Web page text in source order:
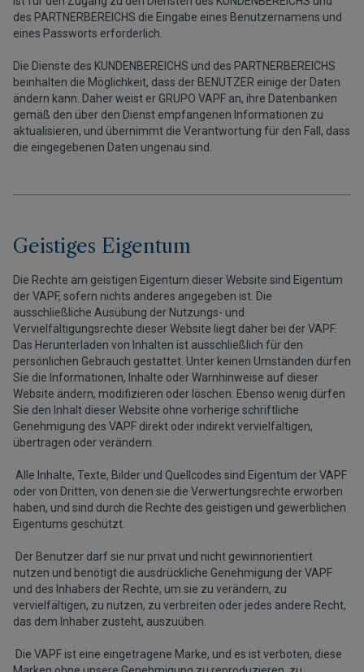
des PARTNERBEREICHS die Eingabe eines Benutzernamens und
eines Passworts erforderlich.
Die Dienste des KUNDENBEREICHS und des PARTNERBEREICHS
beinhalten die Möglichkeit, dass der BENUTZER einige der Daten
ändern kann. Daher weist er GRUPO VAPF an, ihre Datenbanken
gemäß den über den Dienst empfangenen Informationen zu
aktualisieren, und übernimmt die Verantwortung für den Fall, dass
die eingegebenen Daten ungenau sind.
Geistiges Eigentum
Die Rechte am geistigen Eigentum dieser Website sind Eigentum
der VAPF, sofern nichts anderes angegeben ist. Die
ausschließliche Ausübung der Nutzungs- und
Vervielfältigungsrechte dieser Website liegt daher bei der VAPF.
Das Herunterladen von Inhalten ist ausschließlich für den
persönlichen Gebrauch gestattet. Unter keinen Umständen dürfen
Sie die Informationen, Inhalte oder Warnhinweise auf dieser
Website ändern, modifizieren oder löschen. Ebenso wenig dürfen
Sie den Inhalt dieser Website ohne vorherige schriftliche
Genehmigung des VAPF direkt oder indirekt vervielfältigen,
übertragen oder verändern.
Alle Inhalte, Texte, Bilder und Quellcodes sind Eigentum der VAPF
oder von Dritten, von denen sie die Verwertungsrechte erworben
haben, und sind durch die Rechte des geistigen und gewerblichen
Eigentums geschützt.
Der Benutzer darf sie nur privat und nicht gewinnorientiert
nutzen und benötigt die ausdrückliche Genehmigung der VAPF
und des Inhabers der Rechte, um sie zu verändern, zu
vervielfältigen, zu nutzen, zu verbreiten oder jedes andere Recht,
das dem Inhaber zusteht, auszuüben.
Die VAPF ist eine eingetragene Marke, und es ist verboten, diese